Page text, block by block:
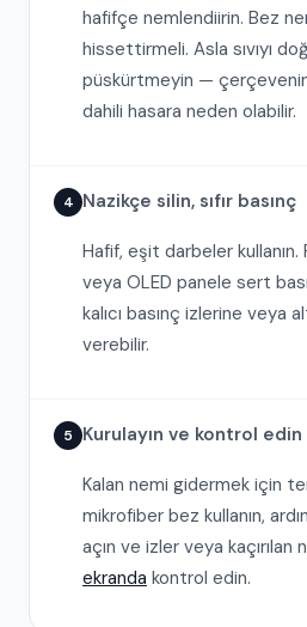
hafifçe nemlendiirin. Bez
hissettirmeli. Asla sıvıyı
püskürtmeyin — çerçevenin
dahili hasara neden olabilir.
4 Nazikçe silin, sıfır basınç
Hafif, eşit darbeler kullanın.
veya OLED panele sert
kalıcı basınç izlerine veya
verebilir.
5 Kurulayın ve kontrol edin
Kalan nemi gidermek için
mikrofiber bez kullanın,
açın ve izler veya kaçırılan
ekranda kontrol edin.